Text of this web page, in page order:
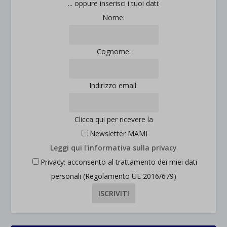
... oppure inserisci i tuoi dati:
Nome:
Cognome:
Indirizzo email:
Clicca qui per ricevere la
Newsletter MAMI
Leggi qui l'informativa sulla privacy
Privacy: acconsento al trattamento dei miei dati
personali (Regolamento UE 2016/679)
Mostra dettagli